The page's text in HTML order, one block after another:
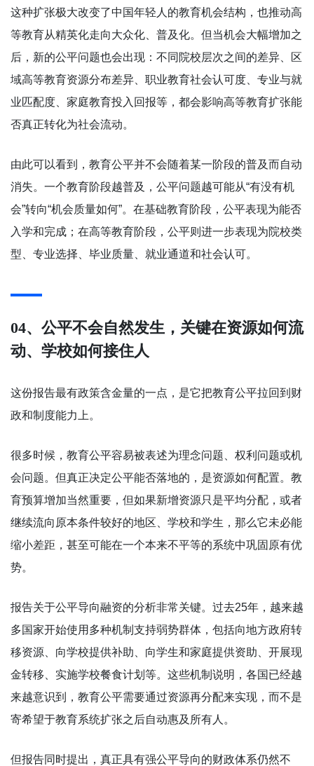
这种扩张极大改变了中国年轻人的教育机会结构，也推动高
等教育从精英化走向大众化、普及化。但当机会大幅增加之
后，新的公平问题也会出现：不同院校层次之间的差异、区
域高等教育资源分布差异、职业教育社会认可度、专业与就
业匹配度、家庭教育投入回报等，都会影响高等教育扩张能
否真正转化为社会流动。
由此可以看到，教育公平并不会随着某一阶段的普及而自动
消失。一个教育阶段越普及，公平问题越可能从“有没有机
会”转向“机会质量如何”。在基础教育阶段，公平表现为能否
入学和完成；在高等教育阶段，公平则进一步表现为院校类
型、专业选择、毕业质量、就业通道和社会认可。
04、公平不会自然发生，关键在资源如何流
动、学校如何接住人
这份报告最有政策含金量的一点，是它把教育公平拉回到财
政和制度能力上。
很多时候，教育公平容易被表述为理念问题、权利问题或机
会问题。但真正决定公平能否落地的，是资源如何配置。教
育预算增加当然重要，但如果新增资源只是平均分配，或者
继续流向原本条件较好的地区、学校和学生，那么它未必能
缩小差距，甚至可能在一个本来不平等的系统中巩固原有优
势。
报告关于公平导向融资的分析非常关键。过去25年，越来越
多国家开始使用多种机制支持弱势群体，包括向地方政府转
移资源、向学校提供补助、向学生和家庭提供资助、开展现
金转移、实施学校餐食计划等。这些机制说明，各国已经越
来越意识到，教育公平需要通过资源再分配来实现，而不是
寄希望于教育系统扩张之后自动惠及所有人。
但报告同时提出，真正具有强公平导向的财政体系仍然不